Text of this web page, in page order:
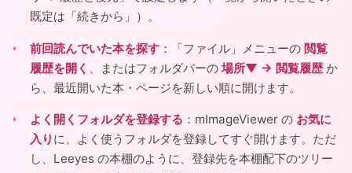
既定は「続きから」）。
前回読んでいた本を探す ：「ファイル」メニューの閲覧
履歴を開く 、またはフォルダバーの場所▼ → 閲覧履歴 か
ら、最近開いた本・ページを新しい順に開けます。
よく開くフォルダを登録する ：mImageViewer の お気に
入り に、よく使うフォルダを登録してすぐ開けます。ただ
し、Leeyes の本棚のように、登録先を本棚配下のツリー